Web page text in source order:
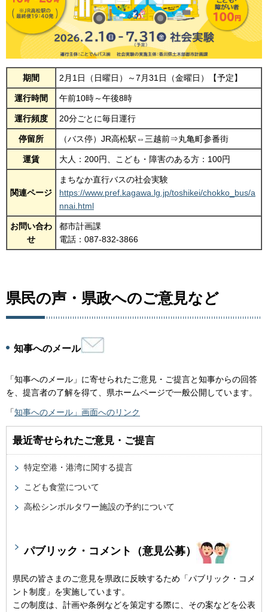
期間 2月1日（日曜日）～7月31日（金曜日）【予定】
運行時間 午前10時～午後8時
運行頻度 20分ごとに毎日運行
停留所 （バス停）JR高松駅⇔三越前⇒丸亀町参番街
運賃 大人：200円、こども・障害のある方：100円
関連ページ
まちなか直行バスの社会実験
https://www.pref.kagawa.lg.jp/toshikei/chokko_bus/a
nnai.html
お問い合わ
せ
都市計画課
電話：087-832-3866
県民の声・県政へのご意見など
知事へのメール
「知事へのメール」に寄せられたご意見・ご提言と知事からの回答
を、提言者の了解を得て、県ホームページで一般公開しています。
「知事へのメール」画面へのリンク
最近寄せられたご意見・ご提言
特定空港・港湾に関する提言
こども食堂について
高松シンボルタワー施設の予約について
パブリック・コメント（意見公募）
県民の皆さまのご意見を県政に反映するため「パブリック・コメ
ント制度」を実施しています。
この制度は、計画や条例などを策定する際に、その案などを公表